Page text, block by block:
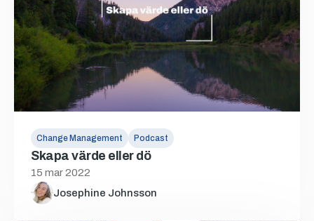
Change Management Podcast
Skapa värde eller dö
15 mar 2022
Josephine Johnsson